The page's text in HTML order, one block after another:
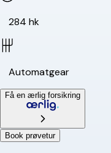
284 hk
Automatgear
Få en ærlig forsikring
Book prøvetur